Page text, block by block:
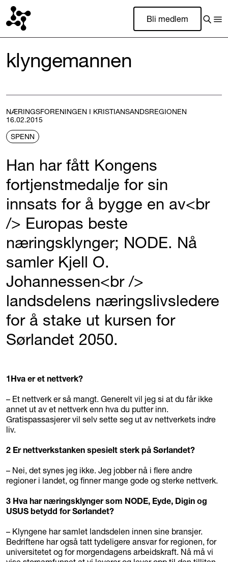
Bli medlem
klyngemannen
NÆRINGSFORENINGEN I KRISTIANSANDSREGIONEN
16.02.2015
SPENN
Han har fått Kongens
fortjenstmedalje for sin
innsats for å bygge en av<br
/> Europas beste
næringsklynger; NODE. Nå
samler Kjell O.
Johannessen<br />
landsdelens næringslivsledere
for å stake ut kursen for
Sørlandet 2050.
1Hva er et nettverk?
– Et nettverk er så mangt. Generelt vil jeg si at du får ikke
annet ut av et nettverk enn hva du putter inn.
Gratispassasjerer vil selv sette seg ut av nettverkets indre
liv.
2 Er nettverkstanken spesielt sterk på Sørlandet?
– Nei, det synes jeg ikke. Jeg jobber nå i flere andre
regioner i landet, og finner mange gode og sterke nettverk.
3 Hva har næringsklynger som NODE, Eyde, Digin og
USUS betydd for Sørlandet?
– Klyngene har samlet landsdelen innen sine bransjer.
Bedriftene har også tatt tydeligere ansvar for regionen, for
universitetet og for morgendagens arbeidskraft. Nå må vi